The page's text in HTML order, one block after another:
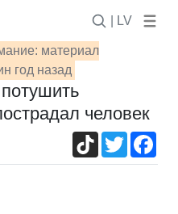
| LV
материал
год назад
человек
TikTokTwitter